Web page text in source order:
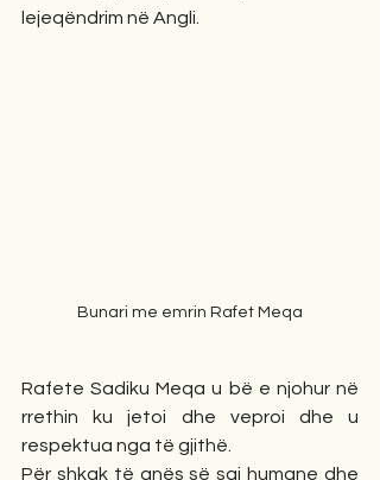
lejeqëndrim në Angli.
Bunari me emrin Rafet Meqa
Rafete Sadiku Meqa u bë e njohur në
rrethin ku jetoi dhe veproi dhe u
respektua nga të gjithë.
Për shkak të anës së saj humane dhe